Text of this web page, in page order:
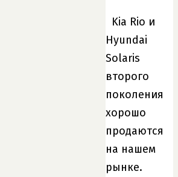
Kia Rio и
Hyundai
Solaris
второго
поколения
хорошо
продаются
на нашем
рынке.